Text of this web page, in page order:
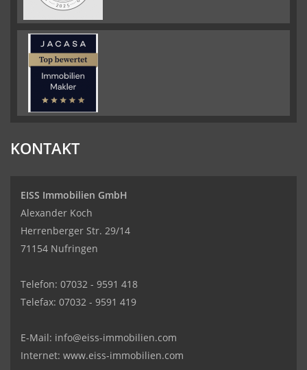
KONTAKT
EISS Immobilien GmbH
Alexander Koch
Herrenberger Str. 29/14
71154 Nufringen
Telefon: 07032 - 9591 418
Telefax: 07032 - 9591 419
E-Mail: info@eiss-immobilien.com
Internet: www.eiss-immobilien.com
SEHR GUT